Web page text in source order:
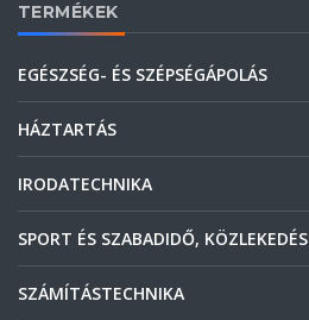
TERMÉKEK
EGÉSZSÉG- ÉS SZÉPSÉGÁPOLÁS
HÁZTARTÁS
IRODATECHNIKA
SPORT ÉS SZABADIDŐ, KÖZLEKEDÉS
SZÁMÍTÁSTECHNIKA